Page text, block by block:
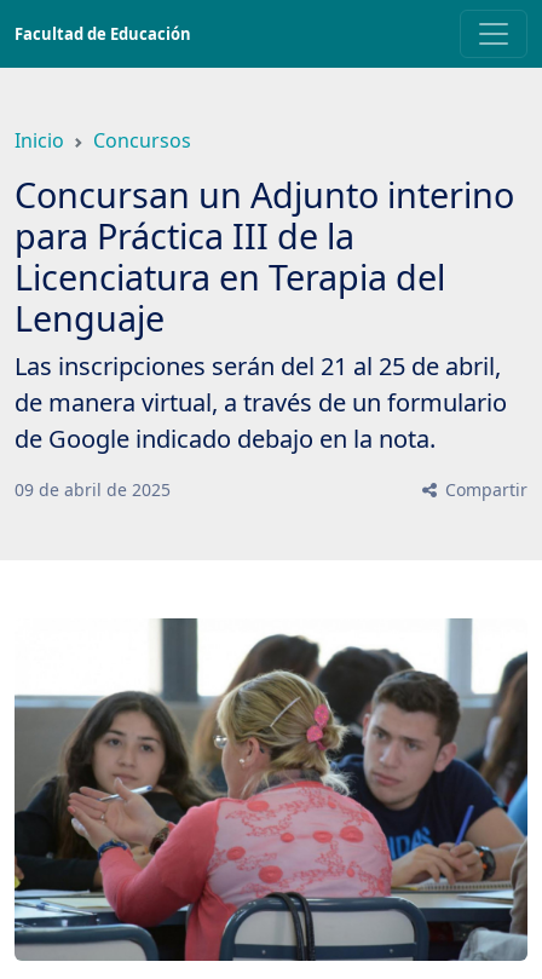
contenido
Facultad de Educación
Inicio Concursos
Concursan un Adjunto interino
para Práctica III de la
Licenciatura en Terapia del
Lenguaje
Las inscripciones serán del 21 al 25 de abril,
de manera virtual, a través de un formulario
de Google indicado debajo en la nota.
09 de abril de 2025 Compartir